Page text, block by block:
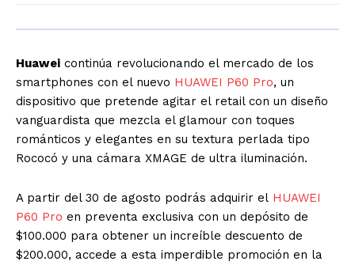
Huawei continúa revolucionando el mercado de los
smartphones con el nuevo HUAWEI P60 Pro, un
dispositivo que pretende agitar el retail con un diseño
vanguardista que mezcla el glamour con toques
románticos y elegantes en su textura perlada tipo
Rococó y una cámara XMAGE de ultra iluminación.
A partir del 30 de agosto podrás adquirir el HUAWEI
P60 Pro en preventa exclusiva con un depósito de
$100.000 para obtener un increíble descuento de
$200.000, accede a esta imperdible promoción en la ​